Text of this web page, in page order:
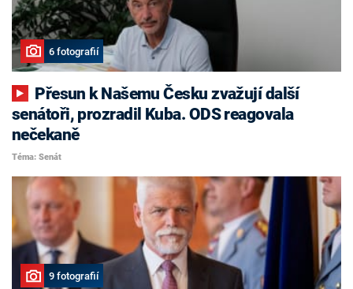
6 fotografií
senátoři, prozradil Kuba. ODS reagovala
nečekaně
Téma: Senát
9 fotografií